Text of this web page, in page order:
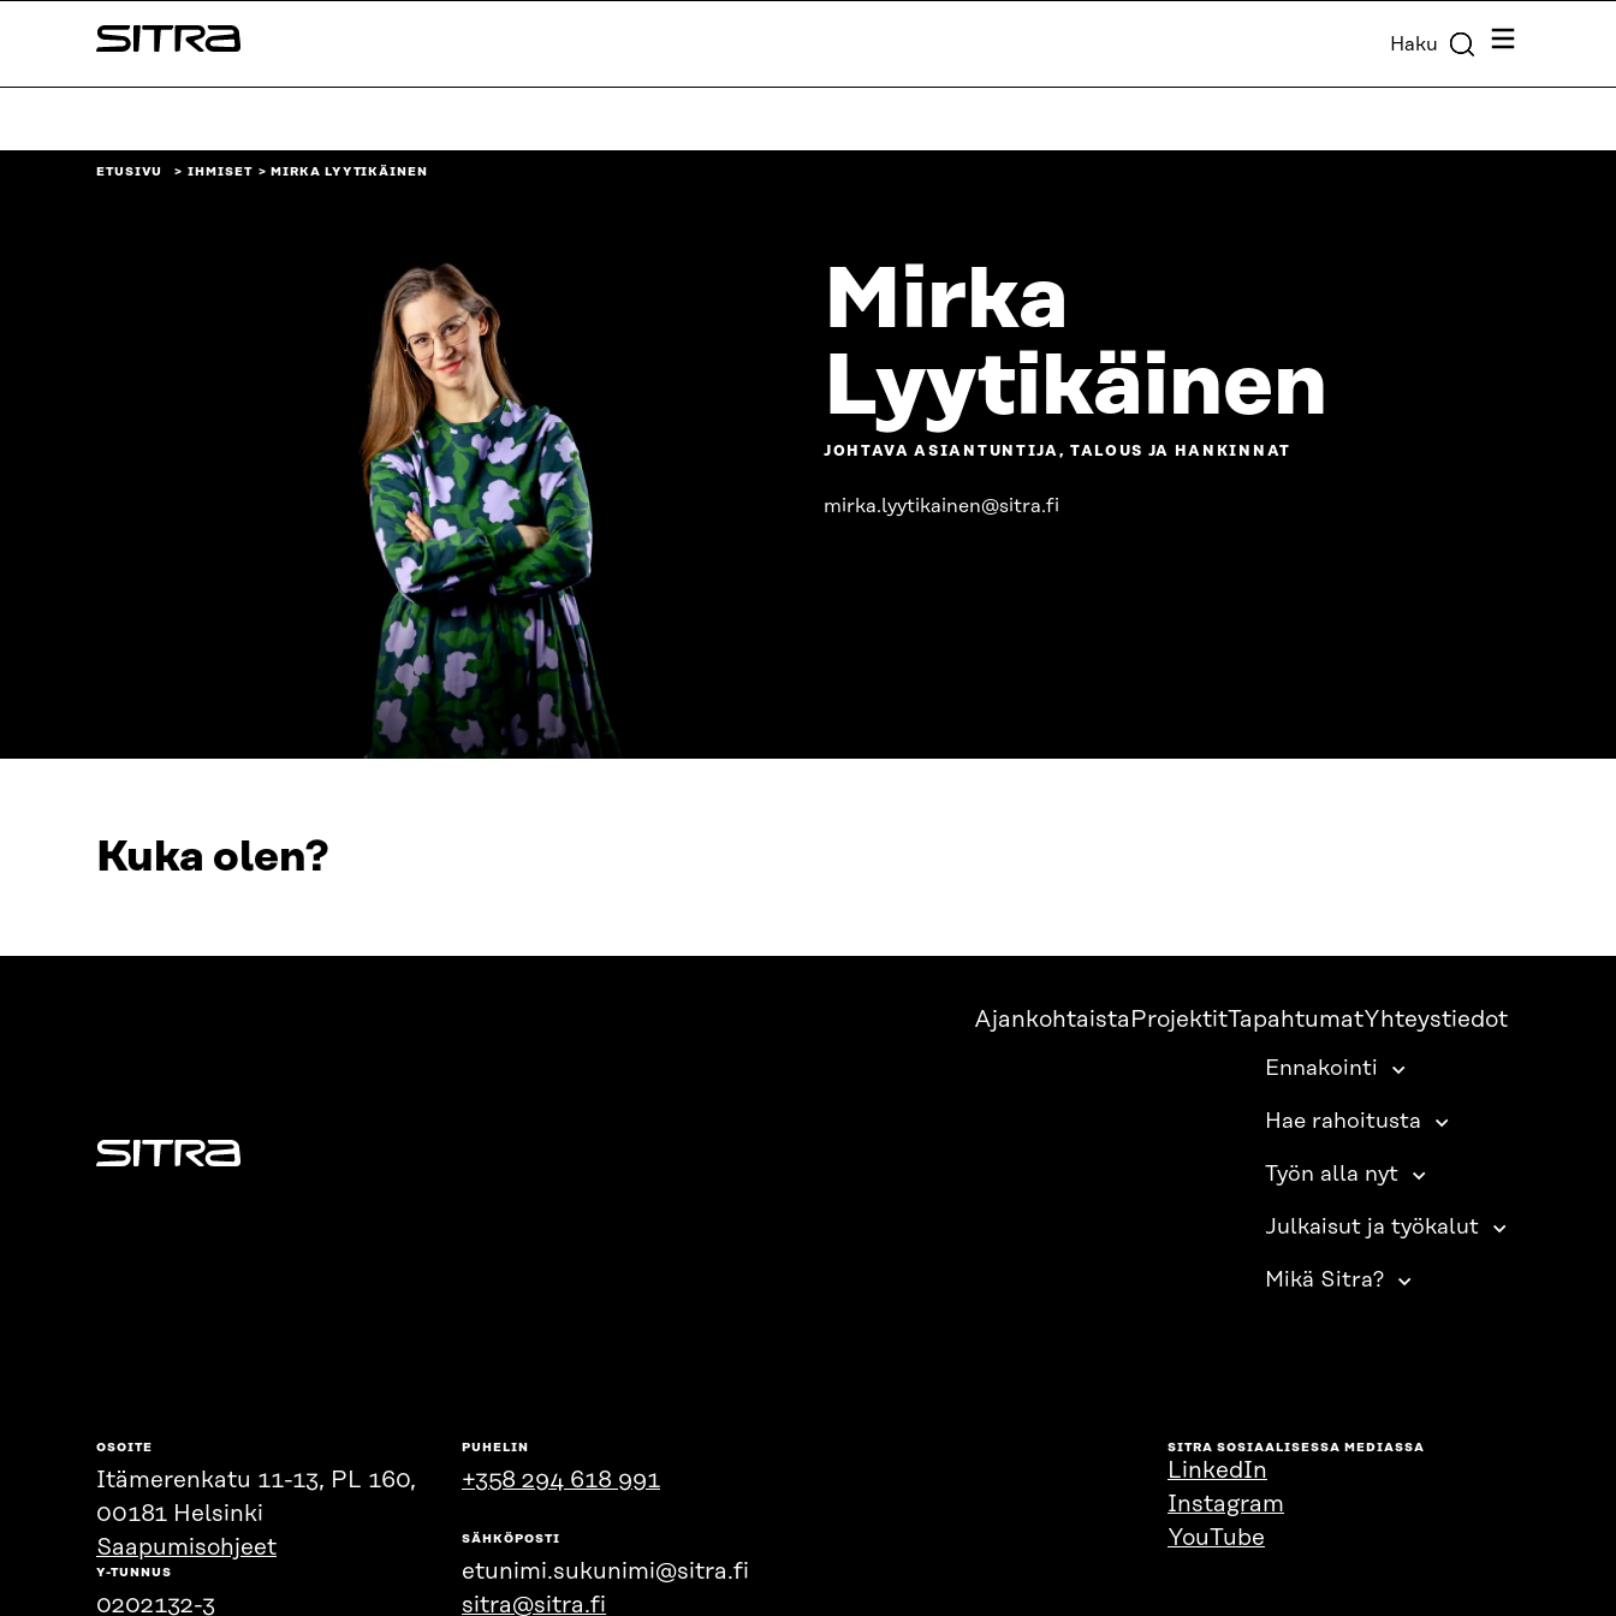
sisältöön
Sitra Haku Valikko
ETUSIVU IHMISET MIRKA LYYTIKÄINEN
Mirka
Lyytikäinen
JOHTAVA ASIANTUNTIJA, TALOUS JA HANKINNAT
mirka.lyytikainen@sitra.fi
Kuka olen?
Sitra
Ajankohtaista ProjektitTapahtumatYhteystiedot
Ennakointi
Hae rahoitusta
Työn alla nyt
Julkaisut ja työkalut
Mikä Sitra?
OSOITE
Itämerenkatu 11-13, PL 160,
00181 Helsinki
Saapumisohjeet
Y-TUNNUS
0202132-3
PUHELIN
+358 294 618 991
SÄHKÖPOSTI
etunimi.sukunimi@sitra.fi
sitra@sitra.fi
SITRA SOSIAALISESSA MEDIASSA
LinkedIn
Instagram
YouTube